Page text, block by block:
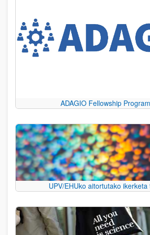
ADAGIO Fellowship
UPV/EHUko aitortutako ikerketa